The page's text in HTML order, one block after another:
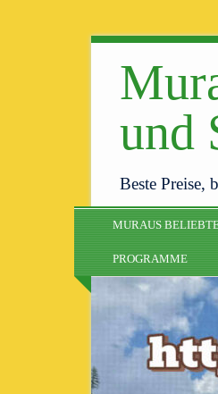
und
Beste Preise,
MURAUS
PROGRAMME